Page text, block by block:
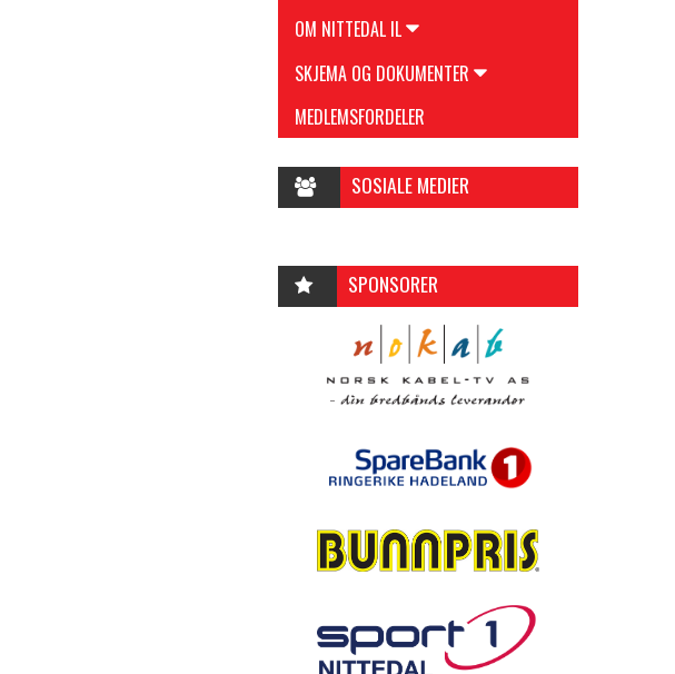
OM NITTEDAL IL
SKJEMA OG DOKUMENTER
MEDLEMSFORDELER
SOSIALE MEDIER
SPONSORER